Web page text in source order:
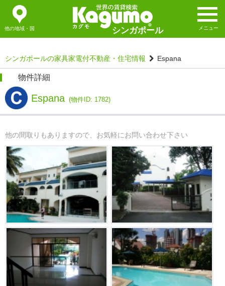
シンガポール
他の地域・国 メニュー
シンガポールの家具家電付不動産・住宅情報 Espana
物件詳細
Espana (物件ID: 1782)
他の間取りもありますので、お気軽にお問い合わせ下さい